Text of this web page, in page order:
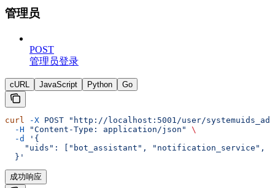
管理员
POST
管理员登录
cURL JavaScript Python Go
curl -X POST "http://localhost:5001/user/
  -H
"Content-Type: application/json"
\
  -d
'{
"uids": ["bot_assistant", "notification_service",
  }'
成功响应